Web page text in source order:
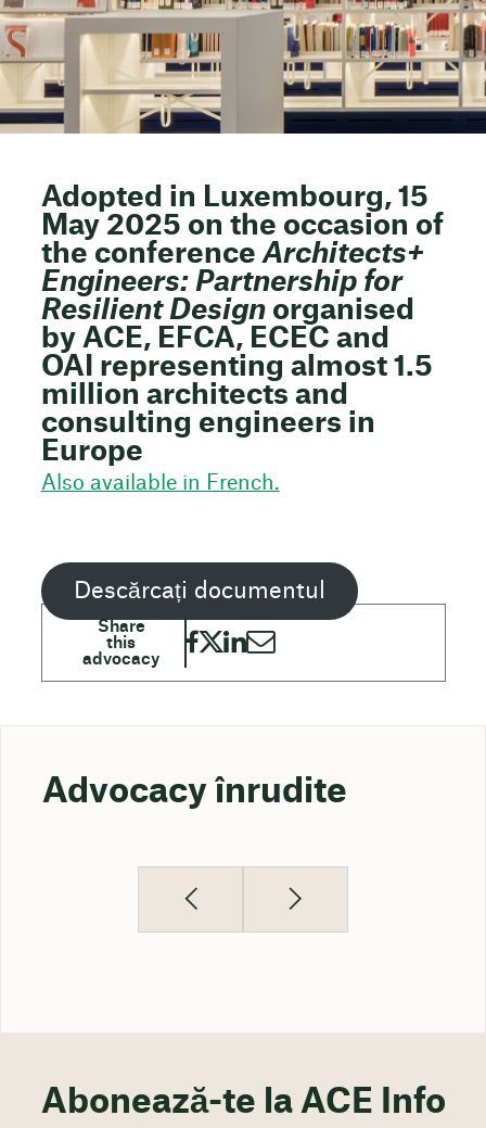
Adopted in Luxembourg, 15
May 2025 on the occasion of
the conference Architects+
Engineers: Partnership for
Resilient Designorganised
by ACE, EFCA, ECEC and
OAI representing almost 1.5
million architects and
consulting engineers in
Europe
Also available in French.
Descărcați documentul
Advocacy înrudite
Abonează-te la ACE Info